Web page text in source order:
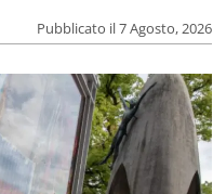
Pubblicato il 7 Agosto, 2026